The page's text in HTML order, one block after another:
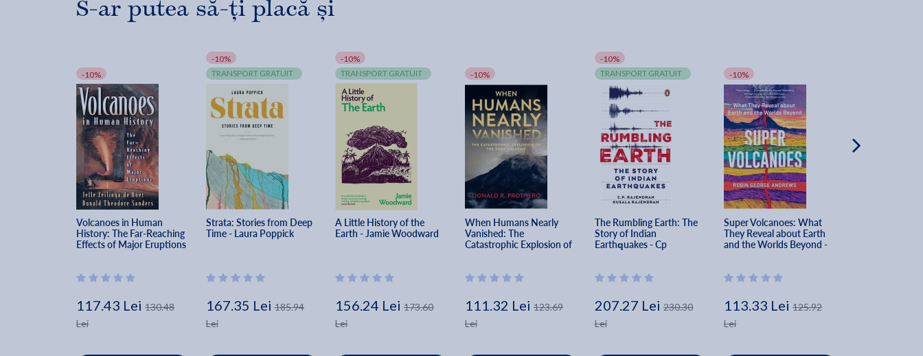
S-ar putea să-ți placă și
-10%
Volcanoes in Human
History: The Far-Reaching
Effects of Major Eruptions
117.43 Lei 130.48
Lei
-10%
TRANSPORT GRATUIT
Strata: Stories from Deep
Time - Laura Poppick
167.35 Lei 185.94
Lei
-10%
TRANSPORT GRATUIT
A Little History of the
Earth - Jamie Woodward
156.24 Lei 173.60
Lei
-10%
When Humans Nearly
Vanished: The
Catastrophic Explosion of
111.32 Lei 123.69
Lei
-10%
TRANSPORT GRATUIT
The Rumbling Earth: The
Story of Indian
Earthquakes - Cp
207.27 Lei 230.30
Lei
-10%
Super Volcanoes: What
They Reveal about Earth
and the Worlds Beyond -
113.33 Lei 125.92
Lei